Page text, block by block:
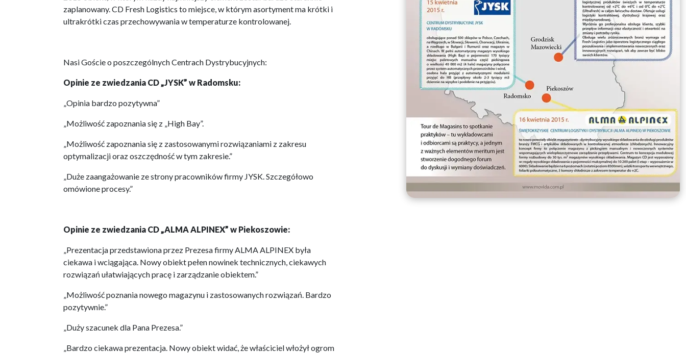
zaplanowany. CD Fresh Logistics to miejsce, w którym asortyment ma krótki i
ultrakrótki czas przechowywania w temperaturze kontrolowanej.
Nasi Goście o poszczególnych Centrach Dystrybucyjnych:
Opinie ze zwiedzania CD „JYSK” w Radomsku:
„Opinia bardzo pozytywna”
„Możliwość zapoznania się z „High Bay”.
„Możliwość zapoznania się z zastosowanymi rozwiązaniami z zakresu
optymalizacji oraz oszczędność w tym zakresie.”
„Duże zaangażowanie ze strony pracowników firmy JYSK. Szczegółowo
omówione procesy.”
Opinie ze zwiedzania CD „ALMA ALPINEX” w Piekoszowie:
„Prezentacja przedstawiona przez Prezesa firmy ALMA ALPINEX była
ciekawa i wciągająca. Nowy obiekt pełen nowinek technicznych, ciekawych
rozwiązań ułatwiających pracę i zarządzanie obiektem.”
„Możliwość poznania nowego magazynu i zastosowanych rozwiązań. Bardzo
pozytywnie.”
„Duży szacunek dla Pana Prezesa.”
„Bardzo ciekawa prezentacja. Nowy obiekt widać, że właściciel włożył ogrom